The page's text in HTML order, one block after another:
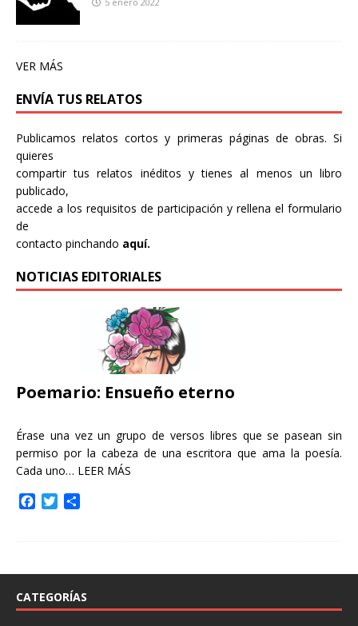
VER MÁS
ENVÍA TUS RELATOS
Publicamos relatos cortos y primeras páginas de obras. Si
quieres
compartir tus relatos inéditos y tienes al menos un libro
publicado,
accede a los requisitos de participación y rellena el formulario
de
contacto pinchando aquí.
NOTICIAS EDITORIALES
Poemario: Ensueño eterno
Érase una vez un grupo de versos libres que se pasean sin
permiso por la cabeza de una escritora que ama la poesía.
Cada uno… LEER MÁS
o
k
T
r
t
i
CATEGORÍAS